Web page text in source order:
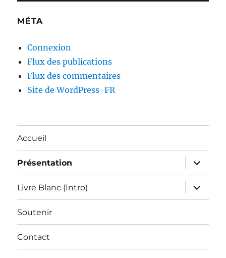
MÉTA
Connexion
Flux des publications
Flux des commentaires
Site de WordPress-FR
Accueil
Présentation
ouvrir
le
sous-
menu
Livre Blanc (Intro)
ouvrir
le
sous-
Soutenir
Contact